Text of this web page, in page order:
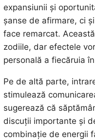
expansiunii și
șanse de afirmare, ci
face remarcat.
zodiile, dar efectele
personală a fiecăruia
Pe de altă parte,
stimulează
sugerează că
discuții importante și
combinație de energii